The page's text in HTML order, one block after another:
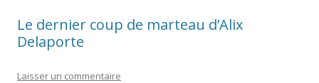
Le dernier coup de marteau d’Alix
Delaporte
Laisser un commentaire